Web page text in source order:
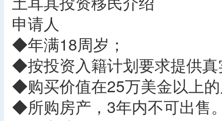
申请人
◆年满18周岁；
◆按投资入籍计划要求提供
◆购买价值在25万美金以上
◆所购房产，3年内不可出售